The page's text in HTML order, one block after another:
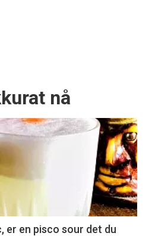
nå
er en pisco sour det du